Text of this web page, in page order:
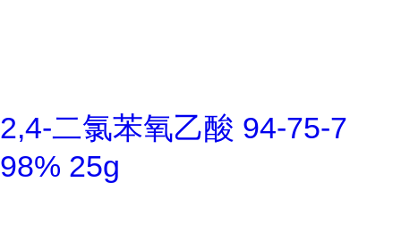
2,4-二氯苯氧乙酸 94-75-7
98% 25g